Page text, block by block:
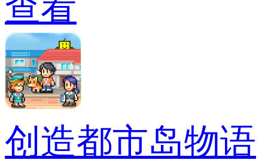
查看
创造都市岛物语